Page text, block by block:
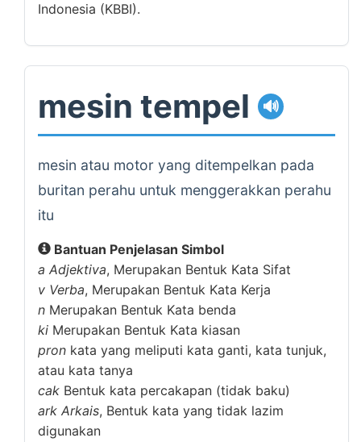
Indonesia (KBBI).
mesin tempel 🔊
mesin atau motor yang ditempelkan pada
buritan perahu untuk menggerakkan perahu
itu
Bantuan Penjelasan Simbol
a Adjektiva, Merupakan Bentuk Kata Sifat
v Verba, Merupakan Bentuk Kata Kerja
n Merupakan Bentuk Kata benda
ki Merupakan Bentuk Kata kiasan
pron kata yang meliputi kata ganti, kata tunjuk,
atau kata tanya
cak Bentuk kata percakapan (tidak baku)
ark Arkais, Bentuk kata yang tidak lazim
digunakan